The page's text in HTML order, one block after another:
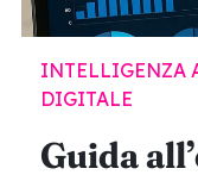
INTELLIGENZA
DIGITALE
Guida